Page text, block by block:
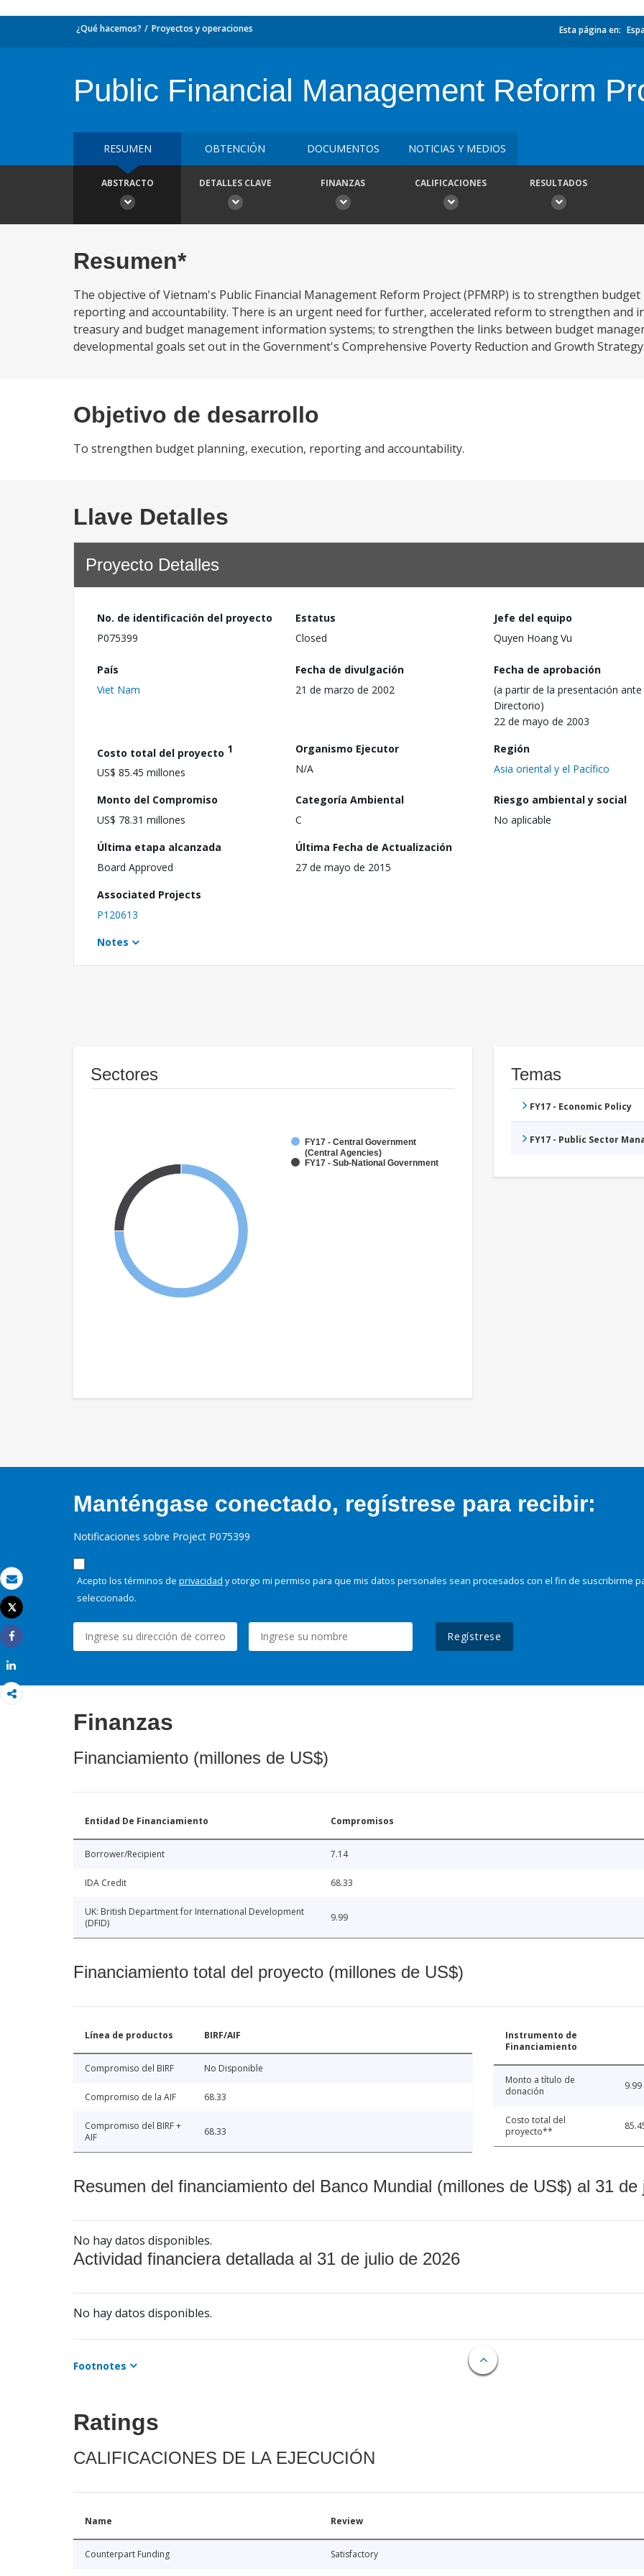
Correo electrónico
Imprimir
Tweet
Share
¿Qué hacemos? Proyectos y operaciones Esta página en:
Public Financial Management Reform
RESUMEN OBTENCIÓN DOCUMENTOS NOTICIAS Y MEDIOS
ABSTRACTO DETALLES CLAVE FINANZAS CALIFICACIONES RESULTADOS
Resumen*
The objective of Vietnam's Public Financial Management Reform Project (PFMRP) is to strengthen
reporting and accountability. There is an urgent need for further, accelerated reform to strengthen and
treasury and budget management information systems; to strengthen the links between budget
developmental goals set out in the Government's Comprehensive Poverty Reduction and Growth
Objetivo de desarrollo
To strengthen budget planning, execution, reporting and accountability.
Llave Detalles
Proyecto Detalles
No. de identificación del proyecto
P075399
Estatus
Closed
Jefe del equipo
Quyen Hoang Vu
País
Viet Nam
Fecha de divulgación
21 de marzo de 2002
Fecha de aprobación
(a partir de la presentación ante
Directorio)
22 de mayo de 2003
Costo total del proyecto 1
US$ 85.45 millones
Organismo Ejecutor
N/A
Región
Asia oriental y el Pacífico
Monto del Compromiso
US$ 78.31 millones
Categoría Ambiental
C
Riesgo ambiental y social
No aplicable
Última etapa alcanzada
Board Approved
Última Fecha de Actualización
27 de mayo de 2015
Associated Projects
P120613
Notes
Sectores
FY17 - Central Government
(Central Agencies)
FY17 - Sub-National Government
Temas
FY17 - Economic Policy
FY17 - Public Sector
Manténgase conectado, regístrese para recibir:
Notificaciones sobre Project P075399
Acepto los términos de privacidad y otorgo mi permiso para que mis datos personales sean procesados con el fin de suscribirme
seleccionado.
Regístrese
Finanzas
Financiamiento (millones de US$)
Entidad De Financiamiento Compromisos
Borrower/Recipient 7.14
IDA Credit 68.33
UK: British Department for International Development
(DFID)
9.99
Financiamiento total del proyecto (millones de US$)
Línea de productos BIRF/AIF
Compromiso del BIRF No Disponible
Compromiso de la AIF 68.33
Compromiso del BIRF +
AIF
68.33
Instrumento de
Financiamiento
Monto a título de
donación
9.99
Costo total del
proyecto**
Resumen del financiamiento del Banco Mundial (millones de US$) al 31 de
No hay datos disponibles.
Actividad financiera detallada al 31 de julio de 2026
No hay datos disponibles.
Footnotes
Ratings
CALIFICACIONES DE LA EJECUCIÓN
Name Review
Counterpart Funding Satisfactory